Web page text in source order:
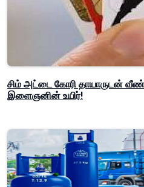
சிம் அட்டை கோரி தாயாருடன் வீண்
இளைஞனின் உயிர்!